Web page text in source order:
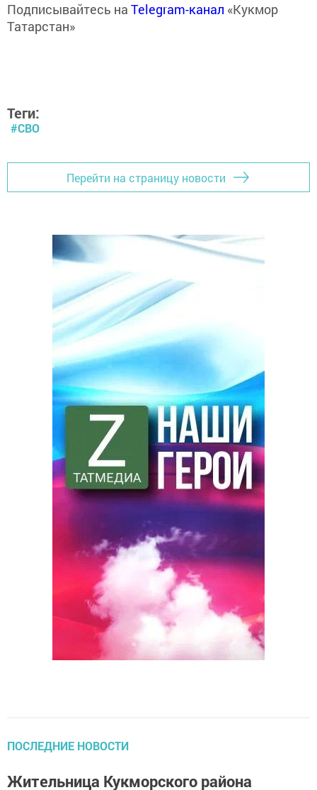
Подписывайтесь на Telegram-канал «Кукмор
Татарстан»
Теги:
#СВО
Перейти на страницу новости
ПОСЛЕДНИЕ НОВОСТИ
Жительница Кукморского района